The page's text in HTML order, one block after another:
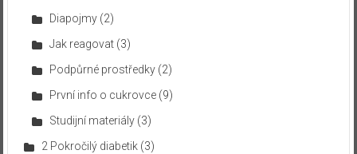
Diapojmy(2)
Jak reagovat(3)
Podpůrné prostředky(2)
První info o cukrovce(9)
Studijní materiály(3)
2 Pokročilý diabetik(3)